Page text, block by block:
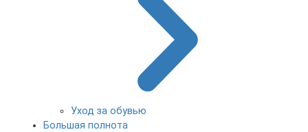
Уход за обувью
Большая полнота